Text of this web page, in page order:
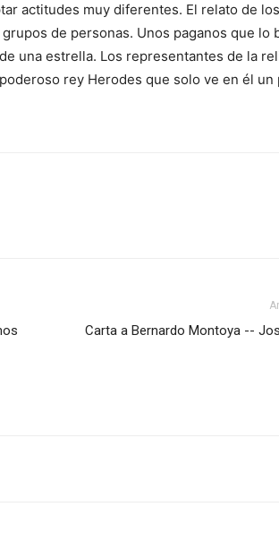
actitudes muy diferentes. El relato de
de personas. Unos paganos que lo
una estrella. Los representantes de la
rey Herodes que solo ve en él un
Carta a Bernardo Montoya --